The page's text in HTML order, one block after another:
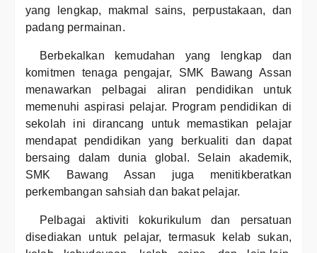
yang lengkap, makmal sains, perpustakaan, dan
padang permainan.
Berbekalkan kemudahan yang lengkap dan
komitmen tenaga pengajar, SMK Bawang Assan
menawarkan pelbagai aliran pendidikan untuk
memenuhi aspirasi pelajar. Program pendidikan di
sekolah ini dirancang untuk memastikan pelajar
mendapat pendidikan yang berkualiti dan dapat
bersaing dalam dunia global. Selain akademik,
SMK Bawang Assan juga menitikberatkan
perkembangan sahsiah dan bakat pelajar.
Pelbagai aktiviti kokurikulum dan persatuan
disediakan untuk pelajar, termasuk kelab sukan,